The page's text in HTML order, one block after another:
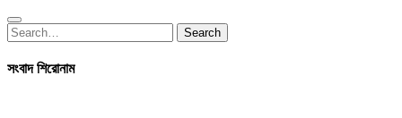
Search
for:
Search
সংবাদ শিরোনাম